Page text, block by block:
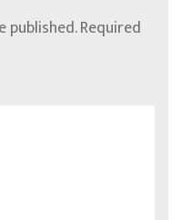
published.Required